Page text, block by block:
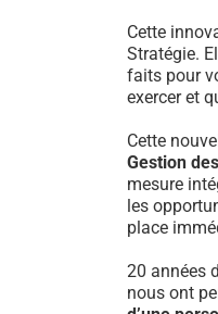
Cette
Stratégie.
faits pour
exercer et
Cette
Gestion
mesure
les
place
20 années
nous ont